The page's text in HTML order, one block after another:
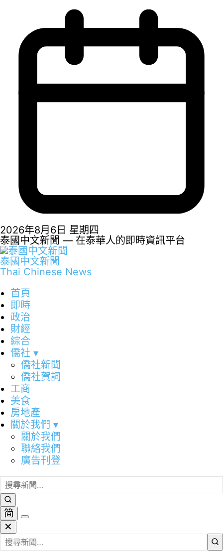
2026年8月6日 星期四
泰國中文新聞 — 在泰華人的即時資訊平台
泰國中文新聞
Thai Chinese News
首頁
即時
政治
財經
綜合
僑社 ▾
僑社新聞
僑社賀詞
工商
美食
房地產
關於我們 ▾
關於我們
聯絡我們
廣告刊登
简
✕